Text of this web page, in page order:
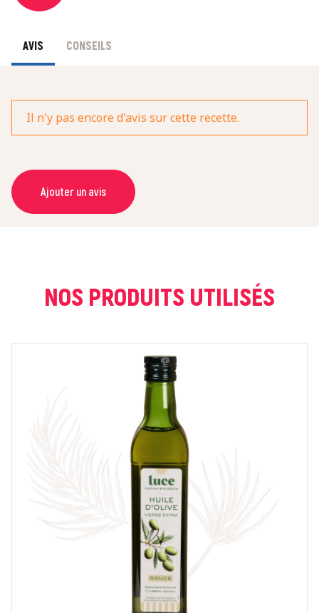
AVIS CONSEILS
Il n'y pas encore d'avis sur cette recette.
Ajouter un avis
NOM *
COMMENTAIRE *
En cochant cette case, je donne mon accord pour que
markal utilise les données saisies dans ce formulaire
pour traiter et afficher le nom saisi, la note et le
commentaire de manière publique sur cette page. Pour
plus d'informations sur le traitement de ces données,
consulter la page des mentions légales. *
NOS PRODUITS UTILISÉS